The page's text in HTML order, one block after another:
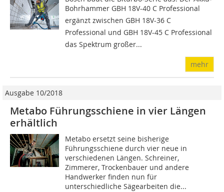
Bohrhammer GBH 18V-40 C Professional
ergänzt zwischen GBH 18V-36 C
Professional und GBH 18V-45 C Professional
das Spektrum großer...
mehr
Ausgabe 10/2018
Metabo Führungsschiene in vier Längen
erhältlich
Metabo ersetzt seine bisherige
Führungsschiene durch vier neue in
verschiedenen Längen. Schreiner,
Zimmerer, Trockenbauer und andere
Handwerker finden nun für
unterschiedliche Sägearbeiten die...